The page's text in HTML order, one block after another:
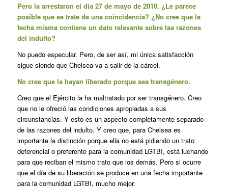
Pero la arrestaron el día 27 de mayo de 2010. ¿Le parece
posible que se trate de una coincidencia? ¿No cree que la
fecha misma contiene un dato relevante sobre las razones
del indulto?
No puedo especular. Pero, de ser así, mi única satisfacción
sigue siendo que Chelsea va a salir de la cárcel.
No cree que la hayan liberado porque sea transgénero.
Creo que el Ejército la ha maltratado por ser transgénero. Creo
que no le ofreció las condiciones apropiadas a sus
circunstancias. Y esto es un aspecto completamente separado
de las razones del indulto. Y creo que, para Chelsea es
importante la distinción porque ella no está pidiendo un trato
deferencial o preferente para la comunidad LGTBI, está luchando
para que reciban el mismo trato que los demás. Pero si ocurre
que el día de su liberación se produce en una fecha importante
para la comunidad LGTBI, mucho mejor.